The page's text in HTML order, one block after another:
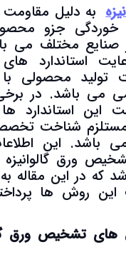
به دلیل
خوردگی جزو
مختلف می
استاندارد
محصولی با
می باشد. در
این استاندارد
شناخت
باشد. این
ورق گالوانیزه
که در این مقاله
روش ها
تشخیص ورق